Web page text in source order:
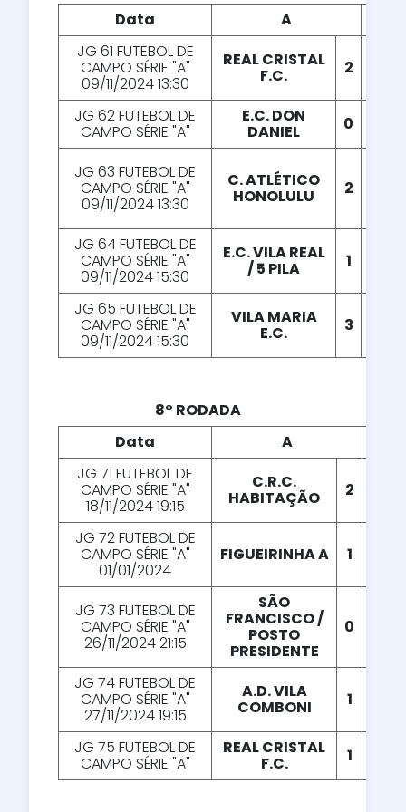
Data
A
JG 61 FUTEBOL DE
CAMPO SÉRIE "A"
09/11/2024 13:30
REAL CRISTAL
F.C. 2
JG 62 FUTEBOL DE
CAMPO SÉRIE "A"
E.C. DON
DANIEL 0
JG 63 FUTEBOL DE
CAMPO SÉRIE "A"
09/11/2024 13:30
C. ATLÉTICO
HONOLULU 2
JG 64 FUTEBOL DE
CAMPO SÉRIE "A"
09/11/2024 15:30
E.C. VILA REAL
/ 5 PILA 1
JG 65 FUTEBOL DE
CAMPO SÉRIE "A"
09/11/2024 15:30
VILA MARIA
E.C. 3
8° RODADA
Data
A
JG 71 FUTEBOL DE
CAMPO SÉRIE "A"
18/11/2024 19:15
C.R.C.
HABITAÇÃO 2
JG 72 FUTEBOL DE
CAMPO SÉRIE "A"
01/01/2024
FIGUEIRINHA A 1
JG 73 FUTEBOL DE
CAMPO SÉRIE "A"
26/11/2024 21:15
SÃO
FRANCISCO /
POSTO
PRESIDENTE
0
JG 74 FUTEBOL DE
CAMPO SÉRIE "A"
27/11/2024 19:15
A.D. VILA
COMBONI 1
JG 75 FUTEBOL DE
CAMPO SÉRIE "A"
REAL CRISTAL
F.C. 1